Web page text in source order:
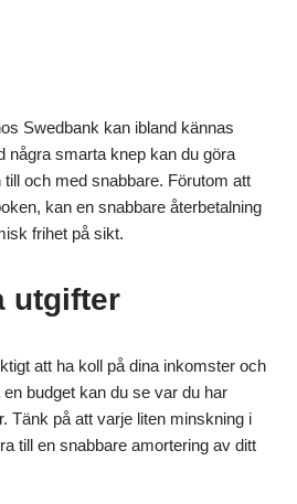
Swedbank kan ibland kännas
några smarta knep kan du göra
och med snabbare. Förutom att
kan en snabbare återbetalning
frihet på sikt.
utgifter
att ha koll på dina inkomster och
budget kan du se var du har
Tänk på att varje liten minskning i
till en snabbare amortering av ditt